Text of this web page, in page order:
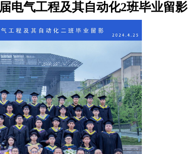
电气工程及其自动化2班毕业留影